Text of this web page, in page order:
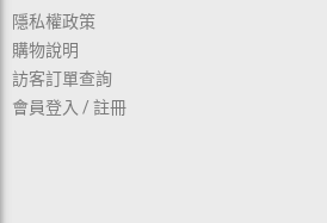
隱私權政策
購物說明
訪客訂單查詢
會員登入 / 註冊